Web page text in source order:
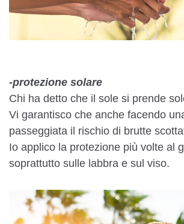
-protezione solare
Chi ha detto che il sole si prende
Vi garantisco che anche facendo
passeggiata il rischio di brutte
Io applico la protezione più volte al
soprattutto sulle labbra e sul viso.